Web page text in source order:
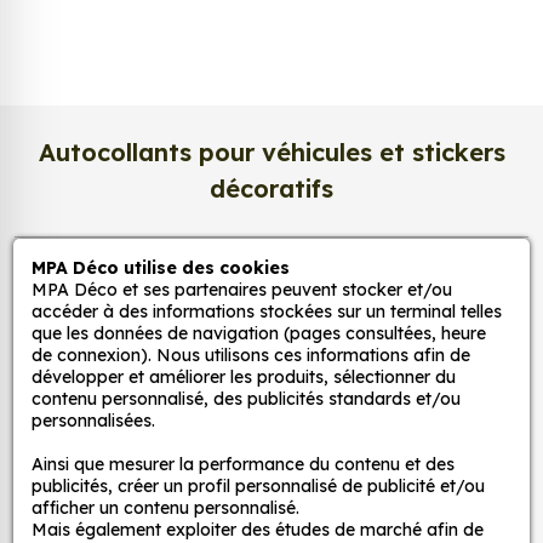
surface lisse au toucher, et une fidélité des teintes
incomparable. Vos créations conservent tout leur
éclat, sans reflets gênants ni décoloration due à la
lumière.
Une impression photo professionnelle
haute définition
Chaque affiche est produite avec desencres
pigmentaires de dernière génération, offrant un
rendu d’image précis et durable. Nos imprimantes
grand format sont calibrées pour reproduire
fidèlement les couleurs de votre fichier, qu’il
s’agisse d’unephoto, d’une illustration
vectorielle ou d’une affiche d’art
Autocollants pour véhicules et stickers
décoratifs
MPA Déco
Nos services
Nos sites
Mon Compte
MPA Déco utilise des cookies
MPA Déco et ses partenaires peuvent stocker et/ou
accéder à des informations stockées sur un terminal telles
que les données de navigation (pages consultées, heure
de connexion). Nous utilisons ces informations afin de
développer et améliorer les produits, sélectionner du
contenu personnalisé, des publicités standards et/ou
personnalisées.
Ainsi que mesurer la performance du contenu et des
publicités, créer un profil personnalisé de publicité et/ou
afficher un contenu personnalisé.
Mais également exploiter des études de marché afin de